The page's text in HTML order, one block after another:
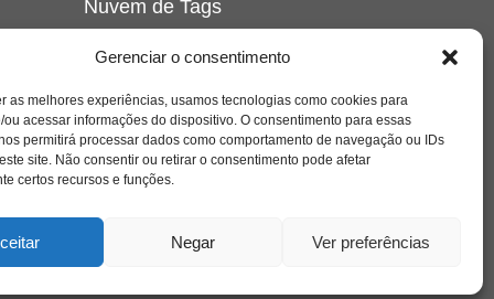
Gerenciar o consentimento
as melhores experiências, usamos tecnologias como cookies para
ou acessar informações do dispositivo. O consentimento para essas
permitirá processar dados como comportamento de navegação ou IDs
site. Não consentir ou retirar o consentimento pode afetar
certos recursos e funções.
Negar Ver preferências
Nuvem de Tags
crianca cuidado cultura depressao
educação família filme
freud infância insight jung liberdade livro
loucura luto maternidade
psicologia relato